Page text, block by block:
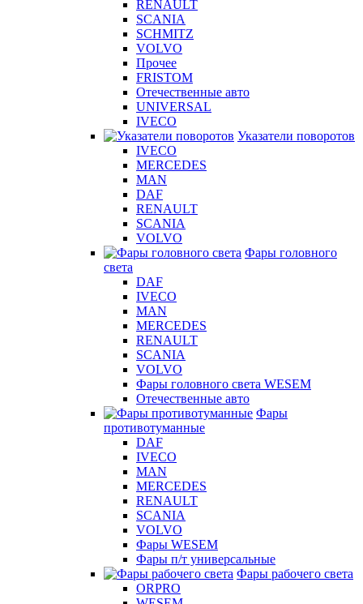
RENAULT
SCANIA
SCHMITZ
VOLVO
Прочее
FRISTOM
Отечественные авто
UNIVERSAL
IVECO
Указатели поворотов
IVECO
MERCEDES
MAN
DAF
RENAULT
SCANIA
VOLVO
Фары головного
света
DAF
IVECO
MAN
MERCEDES
RENAULT
SCANIA
VOLVO
Фары головного света WESEM
Отечественные авто
Фары
противотуманные
DAF
IVECO
MAN
MERCEDES
RENAULT
SCANIA
VOLVO
Фары WESEM
Фары п/т универсальные
Фары рабочего света
ORPRO